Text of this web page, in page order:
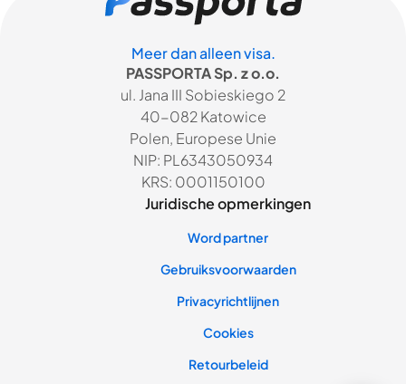
Meer dan alleen visa.
PASSPORTA Sp. z o.o.
ul. Jana III Sobieskiego 2
40-082 Katowice
Polen, Europese Unie
NIP: PL6343050934
KRS: 0001150100
Juridische opmerkingen
Word partner
Gebruiksvoorwaarden
Privacyrichtlijnen
Cookies
Retourbeleid